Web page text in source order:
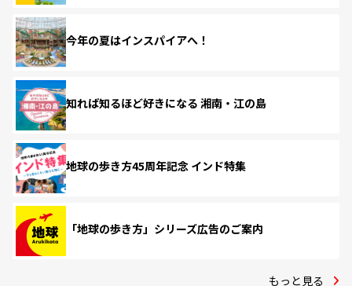
今年の夏はインスパイアへ！
知れば知るほど好きになる 湘南・江の島
地球の歩き方45周年記念 インド特集
「地球の歩き方」シリーズ広告のご案内
もっと見る